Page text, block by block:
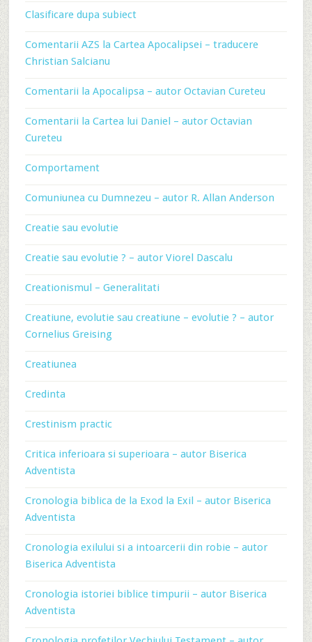
Clasificare dupa subiect
Comentarii AZS la Cartea Apocalipsei – traducere
Christian Salcianu
Comentarii la Apocalipsa – autor Octavian Cureteu
Comentarii la Cartea lui Daniel – autor Octavian
Cureteu
Comportament
Comuniunea cu Dumnezeu – autor R. Allan Anderson
Creatie sau evolutie
Creatie sau evolutie ? – autor Viorel Dascalu
Creationismul – Generalitati
Creatiune, evolutie sau creatiune – evolutie ? – autor
Cornelius Greising
Creatiunea
Credinta
Crestinism practic
Critica inferioara si superioara – autor Biserica
Adventista
Cronologia biblica de la Exod la Exil – autor Biserica
Adventista
Cronologia exilului si a intoarcerii din robie – autor
Biserica Adventista
Cronologia istoriei biblice timpurii – autor Biserica
Adventista